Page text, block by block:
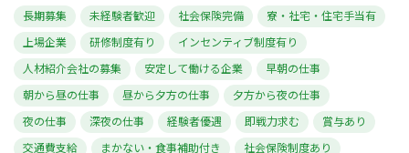
長期募集 未経験者歓迎 社会保険完備
寮・社宅・住宅手当有
上場企業
研修制度有り
インセンティブ制度有り
人材紹介会社の募集
安定して働ける企業
早朝の仕事
朝から昼の仕事
昼から夕方の仕事
夕方から夜の仕事
夜の仕事
深夜の仕事 経験者優遇 即戦力求む
賞与あり
交通費支給
まかない・食事補助付き
社会保険制度あり